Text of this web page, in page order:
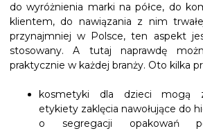
do wyróżnienia marki na półce, do
klientem, do nawiązania z nim
przynajmniej w Polsce, ten aspekt
stosowany. A tutaj naprawdę
praktycznie w każdej branży. Oto kilka
kosmetyki dla dzieci mogą
etykiety zaklęcia nawołujące do
o segregacji opakowań